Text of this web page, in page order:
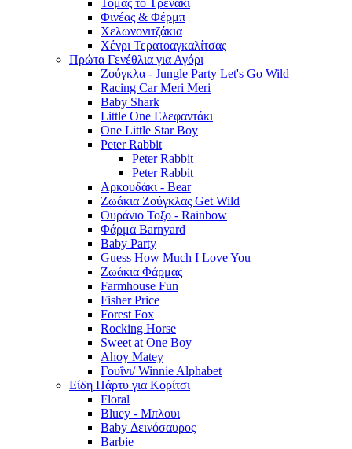
Τόμας το Τρενάκι
Φινέας & Φέρμπ
Χελωνονιτζάκια
Χένρι Τερατοαγκαλίτσας
Πρώτα Γενέθλια για Αγόρι
Ζούγκλα - Jungle Party Let's Go Wild
Racing Car Meri Meri
Baby Shark
Little One Ελεφαντάκι
One Little Star Boy
Peter Rabbit
Peter Rabbit
Peter Rabbit
Αρκουδάκι - Bear
Ζωάκια Ζούγκλας Get Wild
Ουράνιο Τοξο - Rainbow
Φάρμα Barnyard
Baby Party
Guess How Much I Love You
Ζωάκια Φάρμας
Farmhouse Fun
Fisher Price
Forest Fox
Rocking Horse
Sweet at One Boy
Ahoy Matey
Γουΐνι/ Winnie Alphabet
Είδη Πάρτυ για Κορίτσι
Floral
Bluey - Μπλουι
Baby Δεινόσαυρος
Barbie